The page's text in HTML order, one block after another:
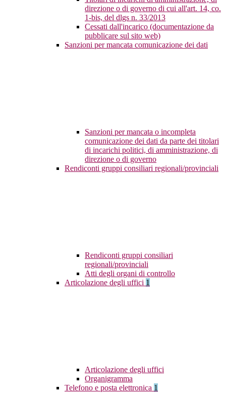
direzione o di governo di cui all'art. 14, co.
1-bis, del dlgs n. 33/2013
Cessati dall'incarico (documentazione da
pubblicare sul sito web)
Sanzioni per mancata comunicazione dei dati
Sanzioni per mancata o incompleta
comunicazione dei dati da parte dei titolari
di incarichi politici, di amministrazione, di
direzione o di governo
Rendiconti gruppi consiliari regionali/provinciali
Rendiconti gruppi consiliari
regionali/provinciali
Atti degli organi di controllo
Articolazione degli uffici 1
Articolazione degli uffici
Organigramma
Telefono e posta elettronica 1